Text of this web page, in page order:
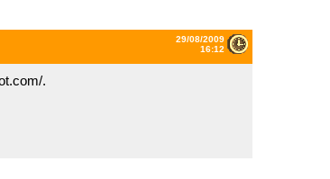
29/08/2009
16:12
.